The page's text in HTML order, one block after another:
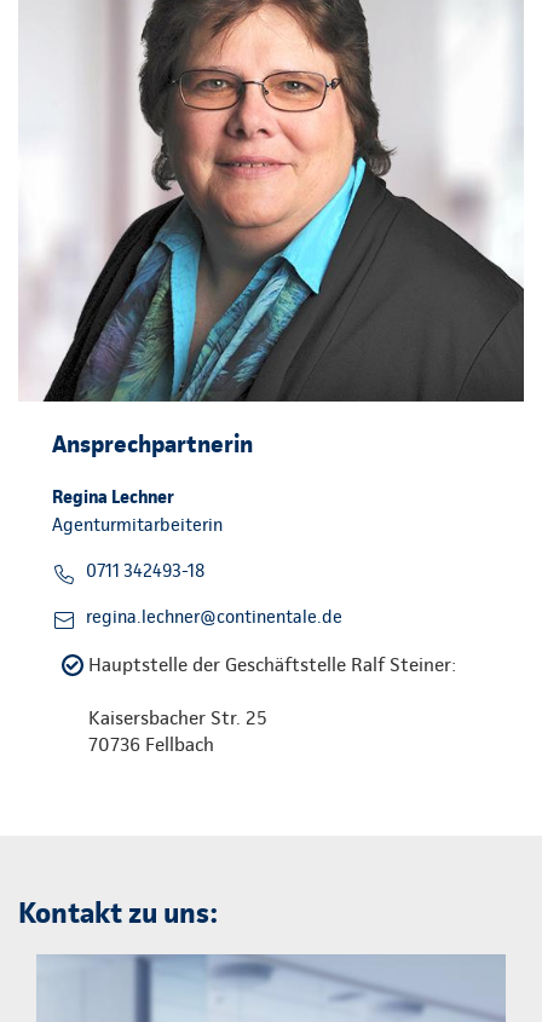
Ansprechpartnerin
Regina Lechner
Agenturmitarbeiterin
0711 342493-18
regina.lechner@continentale.de
Hauptstelle der Geschäftstelle Ralf Steiner:
Kaisersbacher Str. 25
70736 Fellbach
Kontakt zu uns: